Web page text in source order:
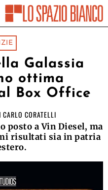
Galassia
ottima
Box Office
CARLO CORATELLI
posto a Vin Diesel, ma
risultati sia in patria